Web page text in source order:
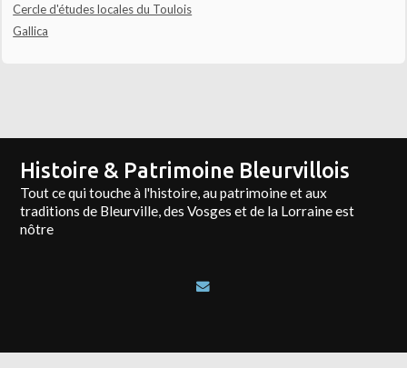
Cercle d'études locales du Toulois
Gallica
Histoire & Patrimoine Bleurvillois
Tout ce qui touche à l'histoire, au patrimoine et aux
traditions de Bleurville, des Vosges et de la Lorraine est
nôtre